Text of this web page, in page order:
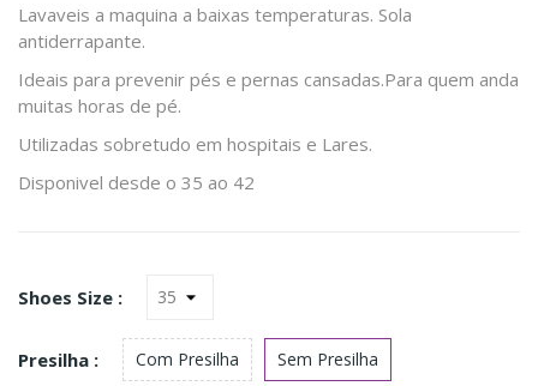
Lavaveis a maquina a baixas temperaturas. Sola
antiderrapante.
Ideais para prevenir pés e pernas cansadas.Para quem anda
muitas horas de pé.
Utilizadas sobretudo em hospitais e Lares.
Disponivel desde o 35 ao 42
Shoes Size :
Presilha : Com Presilha Sem Presilha